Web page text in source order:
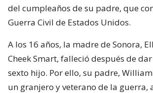
del cumpleaños de su padre, que
Guerra Civil de Estados Unidos.
A los 16 años, la madre de Sonora,
Cheek Smart, falleció después de
sexto hijo. Por ello, su padre, William
un granjero y veterano de la guerra,